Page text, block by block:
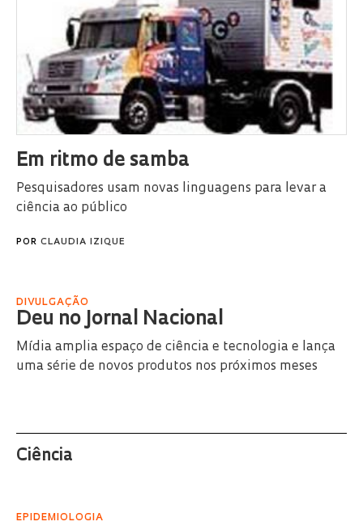
Em ritmo de samba
Pesquisadores usam novas linguagens para levar a
ciência ao público
POR CLAUDIA IZIQUE
DIVULGAÇÃO
Deu no Jornal Nacional
Mídia amplia espaço de ciência e tecnologia e lança
uma série de novos produtos nos próximos meses
Ciência
EPIDEMIOLOGIA